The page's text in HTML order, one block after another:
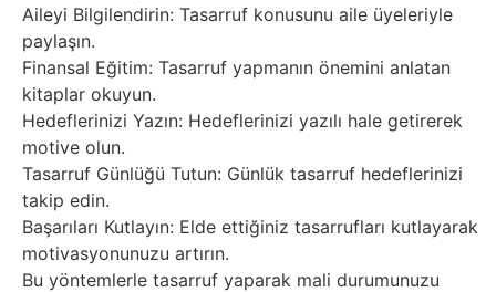
Aileyi Bilgilendirin: Tasarruf konusunu aile üyeleriyle
paylaşın.
Finansal Eğitim: Tasarruf yapmanın önemini anlatan
kitaplar okuyun.
Hedeflerinizi Yazın: Hedeflerinizi yazılı hale getirerek
motive olun.
Tasarruf Günlüğü Tutun: Günlük tasarruf hedeflerinizi
takip edin.
Başarıları Kutlayın: Elde ettiğiniz tasarrufları kutlayarak
motivasyonunuzu artırın.
Bu yöntemlerle tasarruf yaparak mali durumunuzu